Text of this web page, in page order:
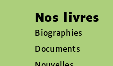
Nos livres
Biographies
Documents